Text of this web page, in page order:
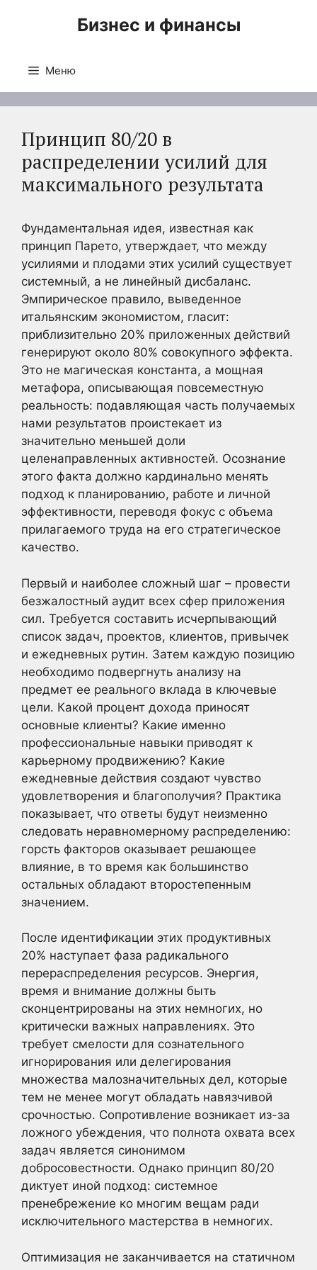
Бизнес и финансы
Меню
Принцип 80/20 в
распределении усилий для
максимального результата
Фундаментальная идея, известная как
принцип Парето, утверждает, что между
усилиями и плодами этих усилий существует
системный, а не линейный дисбаланс.
Эмпирическое правило, выведенное
итальянским экономистом, гласит:
приблизительно 20% приложенных действий
генерируют около 80% совокупного эффекта.
Это не магическая константа, а мощная
метафора, описывающая повсеместную
реальность: подавляющая часть получаемых
нами результатов проистекает из
значительно меньшей доли
целенаправленных активностей. Осознание
этого факта должно кардинально менять
подход к планированию, работе и личной
эффективности, переводя фокус с объема
прилагаемого труда на его стратегическое
качество.
Первый и наиболее сложный шаг – провести
безжалостный аудит всех сфер приложения
сил. Требуется составить исчерпывающий
список задач, проектов, клиентов, привычек
и ежедневных рутин. Затем каждую позицию
необходимо подвергнуть анализу на
предмет ее реального вклада в ключевые
цели. Какой процент дохода приносят
основные клиенты? Какие именно
профессиональные навыки приводят к
карьерному продвижению? Какие
ежедневные действия создают чувство
удовлетворения и благополучия? Практика
показывает, что ответы будут неизменно
следовать неравномерному распределению:
горсть факторов оказывает решающее
влияние, в то время как большинство
остальных обладают второстепенным
значением.
После идентификации этих продуктивных
20% наступает фаза радикального
перераспределения ресурсов. Энергия,
время и внимание должны быть
сконцентрированы на этих немногих, но
критически важных направлениях. Это
требует смелости для сознательного
игнорирования или делегирования
множества малозначительных дел, которые
тем не менее могут обладать навязчивой
срочностью. Сопротивление возникает из-за
ложного убеждения, что полнота охвата всех
задач является синонимом
добросовестности. Однако принцип 80/20
диктует иной подход: системное
пренебрежение ко многим вещам ради
исключительного мастерства в немногих.
Оптимизация не заканчивается на статичном